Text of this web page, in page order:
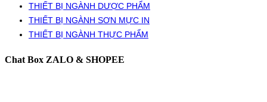
THIẾT BỊ NGÀNH DƯỢC PHẨM
THIẾT BỊ NGÀNH SƠN MỰC IN
THIẾT BỊ NGÀNH THỰC PHẨM
Chat Box ZALO & SHOPEE